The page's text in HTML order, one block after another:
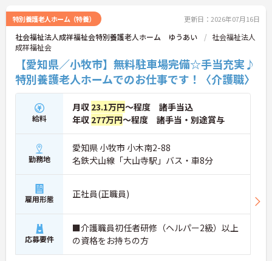
者様との距離も近く、じっくり関係性を築きながら
介護に携われる環境となっています。
―――――――――――――――
■ 駅チカで通勤ラクラク♪
小牧口駅から徒歩11分と通勤しやすい立地です。
・名鉄小牧線「小牧口駅」より徒歩11分
・車通勤も相談可能
・毎日の通勤負担を軽減
→ 通いやすい環境だからこそ、長く働きやすい職場
■ 資格を活かして活躍できる！
・初任者研修以上で応募可能
・介護福祉士資格保有者歓迎
・実務者研修修了者も歓迎
→ 経験が浅い方も、資格を活かしてステップアップ
を目指せます♪
■ 利用者様に寄り添う介護を実現♪
特別養護老人ホーム（特養） 更新日：2026年07月16日
社会福祉法人成祥福祉会特別養護老人ホーム ゆうあい
社会福祉法人
成祥福祉会
【愛知県／小牧市】無料駐車場完備☆手当充実♪
特別養護老人ホームでのお仕事です！〈介護職〉
給料
月収 23.1万円～程度 諸手当込
年収 277万円～程度 諸手当・別途賞与
勤務地
愛知県 小牧市 小木南2-88
名鉄犬山線「大山寺駅」バス・車8分
雇用形態 正社員(正職員)
応募要件
■介護職員初任者研修（ヘルパー2級）以上
の資格をお持ちの方